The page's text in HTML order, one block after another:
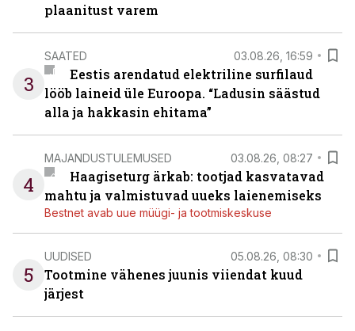
plaanitust varem
3
SAATED 03.08.26, 16:59
Eestis arendatud elektriline surfilaud
lööb laineid üle Euroopa. “Ladusin säästud
alla ja hakkasin ehitama”
4
MAJANDUSTULEMUSED 03.08.26, 08:27
Haagiseturg ärkab: tootjad kasvatavad
mahtu ja valmistuvad uueks laienemiseks
Bestnet avab uue müügi- ja tootmiskeskuse
5
UUDISED 05.08.26, 08:30
Tootmine vähenes juunis viiendat kuud
järjest